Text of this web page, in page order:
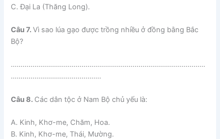
C. Đại La (Thăng Long).
Câu 7.Vì sao lúa gạo được trồng nhiều ở đồng bằng Bắc
Bộ?
………………………………………………………………………………………
……………………………………….
Câu 8. Các dân tộc ở Nam Bộ chủ yếu là:
A. Kinh, Khơ-me, Chăm, Hoa.
B. Kinh, Khơ-me, Thái, Mường.